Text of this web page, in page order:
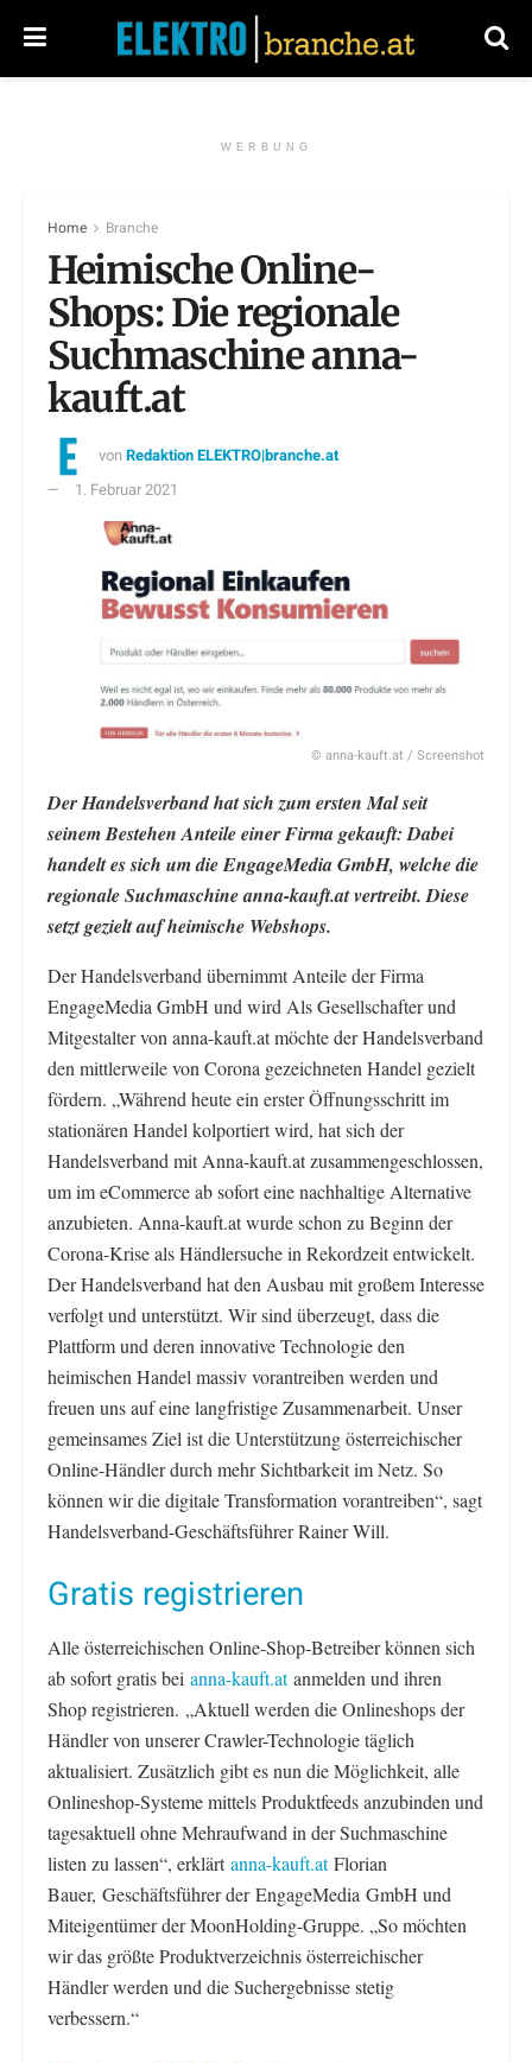
WERBUNG
Home Branche
Heimische Online-
Shops: Die regionale
Suchmaschine anna-
kauft.at
vonRedaktion ELEKTRO|branche.at
1. Februar 2021
© anna-kauft.at / Screenshot
Der Handelsverband hat sich zum ersten Mal seit
seinem Bestehen Anteile einer Firma gekauft: Dabei
handelt es sich um die EngageMedia GmbH, welche die
regionale Suchmaschine anna-kauft.at vertreibt. Diese
setzt gezielt auf heimische Webshops.
Der Handelsverband übernimmt Anteile der Firma
EngageMedia GmbH und wird Als Gesellschafter und
Mitgestalter von anna-kauft.at möchte der Handelsverband
den mittlerweile von Corona gezeichneten Handel gezielt
fördern. „Während heute ein erster Öffnungsschritt im
stationären Handel kolportiert wird, hat sich der
Handelsverband mit Anna-kauft.at zusammengeschlossen,
um im eCommerce ab sofort eine nachhaltige Alternative
anzubieten. Anna-kauft.at wurde schon zu Beginn der
Corona-Krise als Händlersuche in Rekordzeit entwickelt.
Der Handelsverband hat den Ausbau mit großem Interesse
verfolgt und unterstützt. Wir sind überzeugt, dass die
Plattform und deren innovative Technologie den
heimischen Handel massiv vorantreiben werden und
freuen uns auf eine langfristige Zusammenarbeit. Unser
gemeinsames Ziel ist die Unterstützung österreichischer
Online-Händler durch mehr Sichtbarkeit im Netz. So
können wir die digitale Transformation vorantreiben“, sagt
Handelsverband-Geschäftsführer Rainer Will.
Gratis registrieren
Alle österreichischen Online-Shop-Betreiber können sich
ab sofort gratis bei anna-kauft.atanmelden und ihren
Shop registrieren. „Aktuell werden die Onlineshops der
Händler von unserer Crawler-Technologie täglich
aktualisiert. Zusätzlich gibt es nun die Möglichkeit, alle
Onlineshop-Systeme mittels Produktfeeds anzubinden und
tagesaktuell ohne Mehraufwand in der Suchmaschine
listen zu lassen“, erklärtanna-kauft.atFlorian
Bauer, Geschäftsführer der EngageMedia GmbH und
Miteigentümer der MoonHolding-Gruppe. „So möchten
wir das größte Produktverzeichnis österreichischer
Händler werden und die Suchergebnisse stetig
verbessern.“